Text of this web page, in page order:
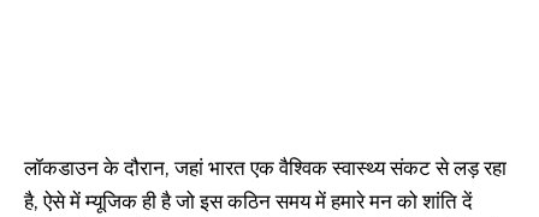
लॉकडाउन के दौरान, जहां भारत एक वैश्विक स्वास्थ्य संकट से लड़ रहा
है, ऐसे में म्यूजिक ही है जो इस कठिन समय में हमारे मन को शांति दें